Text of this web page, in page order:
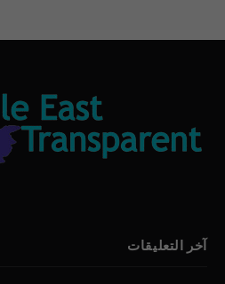
آخر التعليقات